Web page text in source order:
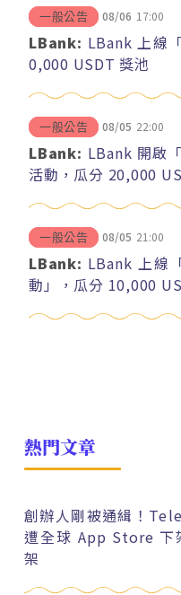
一般公告 08/06 17:00
LBank: LBank 上線
0,000 USDT 獎池
一般公告 08/05 22:00
LBank: LBank 開啟
活動，瓜分 20,000
一般公告 08/05 21:00
LBank: LBank 上線
動」，瓜分 10,000
熱門文章
創辦人剛被通緝！
遭全球 App Store 下
架